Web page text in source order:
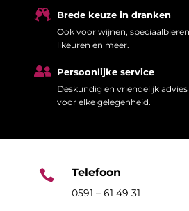
 Brede keuze in dranken
Ook voor wijnen,
likeuren en meer.
 Persoonlijke service
Deskundig en vriendelijk
voor elke gelegenheid.
 Telefoon
0591 – 61 49 31